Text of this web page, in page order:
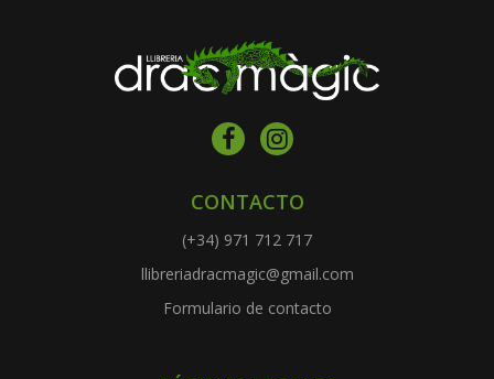
CONTACTO
(+34) 971 712 717
llibreriadracmagic@gmail.com
Formulario de contacto